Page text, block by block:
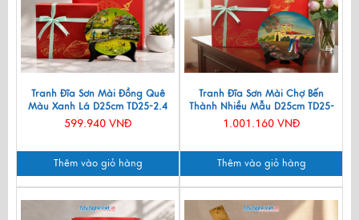
Tranh Đĩa Sơn Mài Đồng Quê
Màu Xanh Lá D25cm TD25-2.4
599.940 VNĐ
Thêm vào giỏ hàng
Tranh Đĩa Sơn Mài Chợ Bến
Thành Nhiều Mẫu D25cm TD25-
TBL10
1.001.160 VNĐ
Thêm vào giỏ hàng